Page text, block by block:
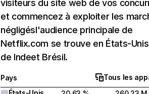
visiteurs du site web de vos
et commencez à exploiter les
négligésl'audience principale de
Netflix.com se trouve en États-
de Indeet Brésil.
Pays
Tous les